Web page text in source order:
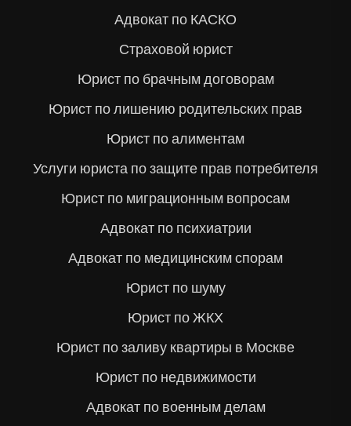
Адвокат по КАСКО
Страховой юрист
Юрист по брачным договорам
Юрист по лишению родительских прав
Юрист по алиментам
Услуги юриста по защите прав потребителя
Юрист по миграционным вопросам
Адвокат по психиатрии
Адвокат по медицинским спорам
Юрист по шуму
Юрист по ЖКХ
Юрист по заливу квартиры в Москве
Юрист по недвижимости
Адвокат по военным делам